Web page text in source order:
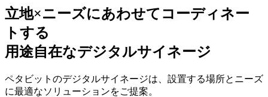
立地×ニーズにあわせてコーディネー
トする
用途自在なデジタルサイネージ
ペタビットのデジタルサイネージは、設置する場所とニーズ
に最適なソリューションをご提案。